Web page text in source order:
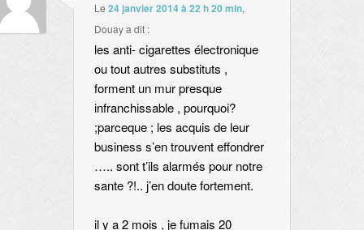
Le 24 janvier 2014 à 22 h 20 min,
Douaya dit :
les anti- cigarettes électronique
ou tout autres substituts ,
forment un mur presque
infranchissable , pourquoi?
;parceque ; les acquis de leur
business s’en trouvent effondrer
….. sont t’ils alarmés pour notre
sante ?!.. j’en doute fortement.
il y a 2 mois , je fumais 20